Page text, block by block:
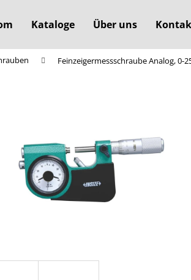
Kataloge Über uns
Feinzeigermessschraube Analog, 0-
suchen Sie?
Wir empfehlen